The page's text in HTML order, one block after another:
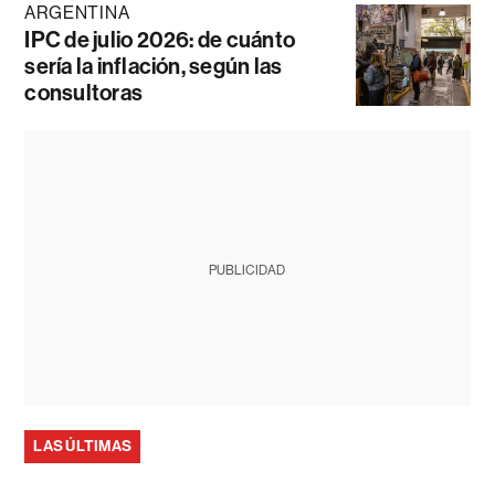
ARGENTINA
IPC de julio 2026: de cuánto
sería la inflación, según las
consultoras
PUBLICIDAD
LAS ÚLTIMAS